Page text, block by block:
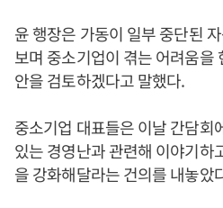
윤 행장은 가동이 일부 중단된
보며 중소기업이 겪는 어려움을
안을 검토하겠다고 말했다.
중소기업 대표들은 이날 간담회
있는 경영난과 관련해 이야기하
을 강화해달라는 건의를 내놓았